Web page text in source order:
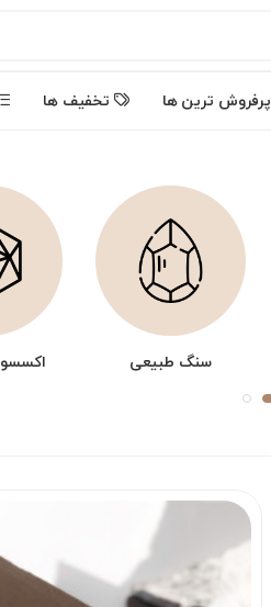
پرفروش ترین ها تخفیف ها
سنگ طبیعی